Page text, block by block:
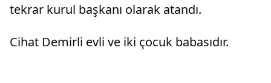
tekrar kurul başkanı olarak atandı.
Cihat Demirli evli ve iki çocuk babasıdır.